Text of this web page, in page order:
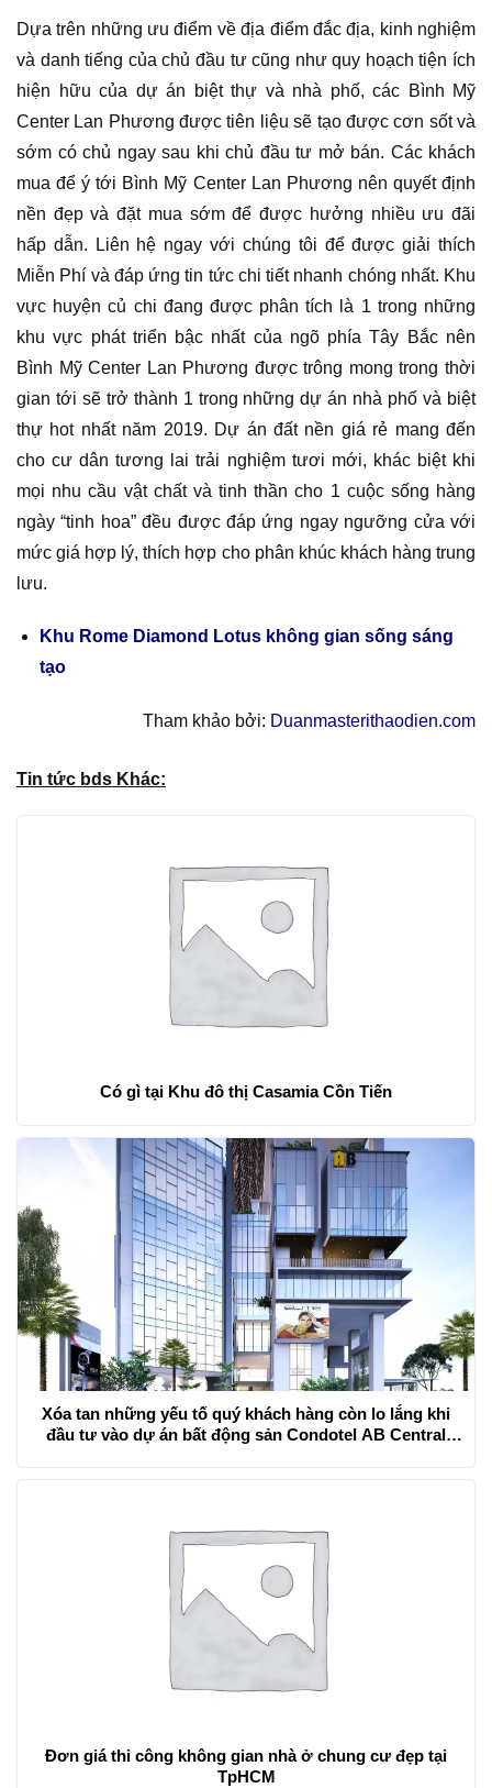
Dựa trên những ưu điểm về địa điểm đắc địa, kinh nghiệm
và danh tiếng của chủ đầu tư cũng như quy hoạch tiện ích
hiện hữu của dự án biệt thự và nhà phố, các Bình Mỹ
Center Lan Phương được tiên liệu sẽ tạo được cơn sốt và
sớm có chủ ngay sau khi chủ đầu tư mở bán. Các khách
mua để ý tới Bình Mỹ Center Lan Phương nên quyết định
nền đẹp và đặt mua sớm để được hưởng nhiều ưu đãi
hấp dẫn. Liên hệ ngay với chúng tôi để được giải thích
Miễn Phí và đáp ứng tin tức chi tiết nhanh chóng nhất. Khu
vực huyện củ chi đang được phân tích là 1 trong những
khu vực phát triển bậc nhất của ngõ phía Tây Bắc nên
Bình Mỹ Center Lan Phương được trông mong trong thời
gian tới sẽ trở thành 1 trong những dự án nhà phố và biệt
thự hot nhất năm 2019. Dự án đất nền giá rẻ mang đến
cho cư dân tương lai trải nghiệm tươi mới, khác biệt khi
mọi nhu cầu vật chất và tinh thần cho 1 cuộc sống hàng
ngày “tinh hoa” đều được đáp ứng ngay ngưỡng cửa với
mức giá hợp lý, thích hợp cho phân khúc khách hàng trung
lưu.
Khu Rome Diamond Lotus không gian sống sáng
tạo
Tham khảo bởi: Duanmasterithaodien.com
Tin tức bds Khác:
Có gì tại Khu đô thị Casamia Cồn Tiến
Xóa tan những yếu tố quý khách hàng còn lo lắng khi
đầu tư vào dự án bất động sản Condotel AB Central
Đơn giá thi công không gian nhà ở chung cư đẹp tại
TpHCM